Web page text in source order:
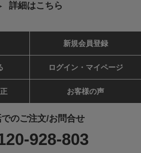
詳細はこちら
新規会員登録
ログイン・マイページ
お客様の声
のご注文/お問合せ
928-803